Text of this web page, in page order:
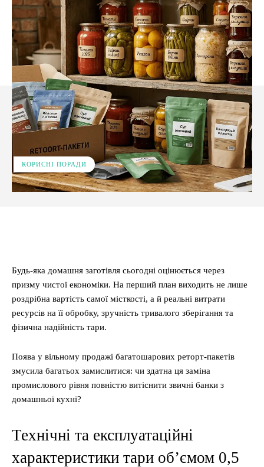
КОРИСНІ ПОРАДИ
Будь-яка домашня заготівля сьогодні оцінюється через
призму чистої економіки. На перший план виходить не лише
роздрібна вартість самої місткості, а й реальні витрати
ресурсів на її обробку, зручність тривалого зберігання та
фізична надійність тари.
Поява у вільному продажі багатошарових реторт-пакетів
змусила багатьох замислитися: чи здатна ця заміна
промислового рівня повністю витіснити звичні банки з
домашньої кухні?
Технічні та експлуатаційні
характеристики тари об’ємом 0,5